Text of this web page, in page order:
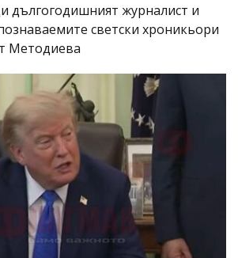
дългогодишният журналист и
светски хроникьори
Методиева